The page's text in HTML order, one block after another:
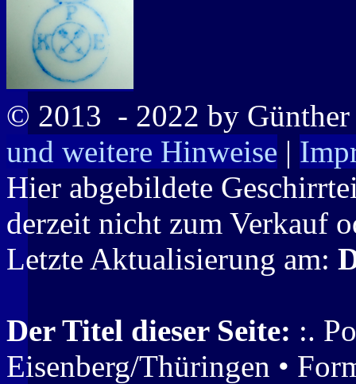
© 2013 - 2022 by
und weitere Hinweise |
Hier abgebildete
derzeit nicht zum Verkauf
Letzte Aktualisierung am:
Der Titel dieser Seite: :.
Eisenberg/Thüringen •